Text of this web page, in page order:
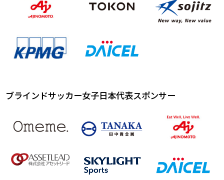
ブラインドサッカー女子日本代表スポンサー